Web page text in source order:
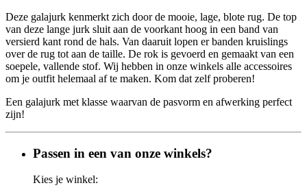
Deze galajurk kenmerkt zich door de mooie, lage, blote rug. De top
van deze lange jurk sluit aan de voorkant hoog in een band van
versierd kant rond de hals. Van daaruit lopen er banden kruislings
over de rug tot aan de taille. De rok is gevoerd en gemaakt van een
soepele, vallende stof. Wij hebben in onze winkels alle accessoires
om je outfit helemaal af te maken. Kom dat zelf proberen!
Een galajurk met klasse waarvan de pasvorm en afwerking perfect
zijn!
Passen in een van onze winkels?
Kies je winkel: